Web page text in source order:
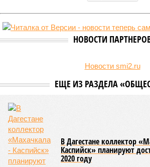
НОВОСТИ
Новости smi2.ru
ЕЩЕ ИЗ РАЗДЕЛА
В Дагестане коллектор
Каспийск» планируют
2020 году